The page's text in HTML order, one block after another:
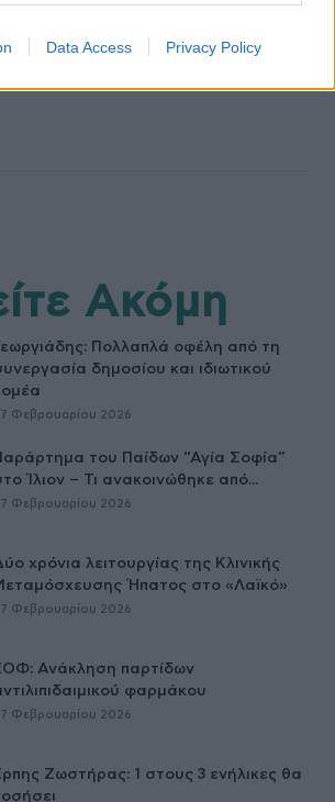
Data Access Privacy Policy
healthstories
Ακόμη
Πολλαπλά οφέλη από τη
δημοσίου και ιδιωτικού
Φεβρουαρίου 2026
του Παίδων “Αγία Σοφία”
Ίλιον – Τι ανακοινώθηκε από...
Φεβρουαρίου 2026
χρόνια λειτουργίας της Κλινικής
Ήπατος στο «Λαϊκό»
Φεβρουαρίου 2026
Ανάκληση παρτίδων
φαρμάκου
Φεβρουαρίου 2026
Ζωστήρας: 1 στους 3 ενήλικες θα